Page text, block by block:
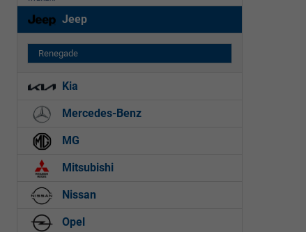
Jeep
Renegade
Kia
Mercedes-Benz
MG
Mitsubishi
Nissan
Opel